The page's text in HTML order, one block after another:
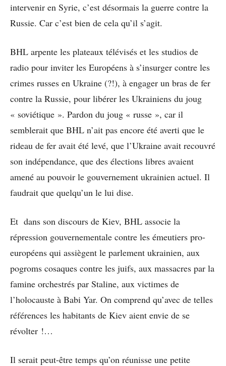
intervenir en Syrie, c’est désormais la guerre contre la
Russie. Car c’est bien de cela qu’il s’agit.
BHL arpente les plateaux télévisés et les studios de
radio pour inviter les Européens à s’insurger contre les
crimes russes en Ukraine (?!), à engager un bras de fer
contre la Russie, pour libérer les Ukrainiens du joug
« soviétique ». Pardon du joug « russe », car il
semblerait que BHL n’ait pas encore été averti que le
rideau de fer avait été levé, que l’Ukraine avait recouvré
son indépendance, que des élections libres avaient
amené au pouvoir le gouvernement ukrainien actuel. Il
faudrait que quelqu’un le lui dise.
Et dans son discours de Kiev, BHL associe la
répression gouvernementale contre les émeutiers pro-
européens qui assiègent le parlement ukrainien, aux
pogroms cosaques contre les juifs, aux massacres par la
famine orchestrés par Staline, aux victimes de
l’holocauste à Babi Yar. On comprend qu’avec de telles
références les habitants de Kiev aient envie de se
révolter !…
Il serait peut-être temps qu’on réunisse une petite